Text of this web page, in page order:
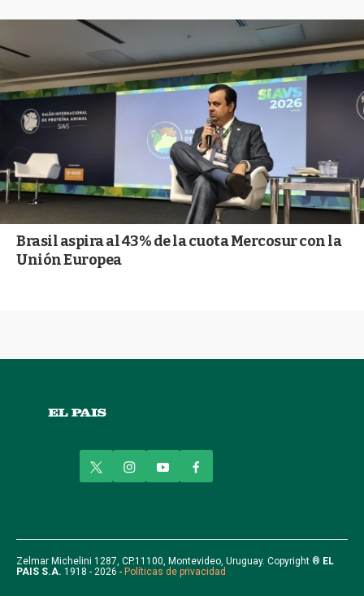
Brasil aspira al 43% de la cuota Mercosur con la
Unión Europea
w
r
i
n
r
a
y
o
e
a
o
k
Zelmar Michelini 1287, CP.11100, Montevideo, Uruguay. Copyright ® EL
PAIS S.A. 1918 - 2026 - Políticas de privacidad